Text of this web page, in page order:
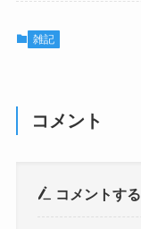
雑記
コメント
コメントする